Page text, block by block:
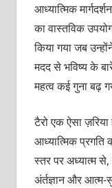
आध्‍यात्मिक
का वास्तविक
किया गया जब
मदद से भविष्य के
महत्व कई गुना बढ़
टैरो एक ऐसा
आध्‍यात्मिक
स्‍तर पर अध्‍यात्‍म
अंर्तज्ञान और आत्‍म-